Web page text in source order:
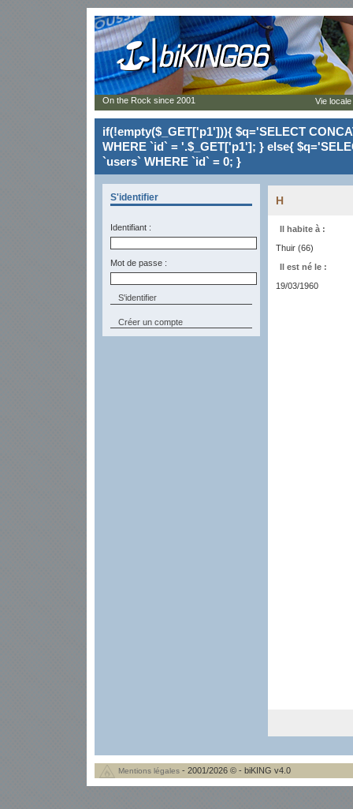
if(!empty($_GET['p1'])){ $q='SELECT
WHERE `id` = '.$_GET['p1']; } else{
`users` WHERE `id` = 0; }
S'identifier
Identifiant :
Mot de passe :
Créer un compte
H
Il habite à :
Thuir (66)
Il est né le :
19/03/1960
On the Rock since 2001 Vie
Mentions légales - 2001/2026 © - biKING v4.0